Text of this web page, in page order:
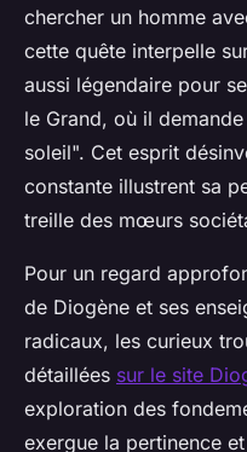
chercher un homme
cette quête interpelle
aussi légendaire pour
le Grand, où il
soleil". Cet esprit
constante illustrent sa
treille des mœurs
Pour un regard
de Diogène et ses
radicaux, les curieux
détaillées sur le site
exploration des
exergue la pertinence